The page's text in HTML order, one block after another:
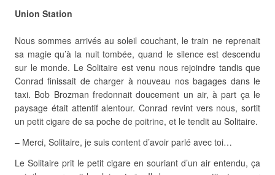
Union Station
Nous sommes arrivés au soleil couchant, le train ne reprenait
sa magie qu’à la nuit tombée, quand le silence est descendu
sur le monde. Le Solitaire est venu nous rejoindre tandis que
Conrad finissait de charger à nouveau nos bagages dans le
taxi. Bob Brozman fredonnait doucement un air, à part ça le
paysage était attentif alentour. Conrad revint vers nous, sortit
un petit cigare de sa poche de poitrine, et le tendit au Solitaire.
– Merci, Solitaire, je suis content d’avoir parlé avec toi…
Le Solitaire prit le petit cigare en souriant d’un air entendu, ça